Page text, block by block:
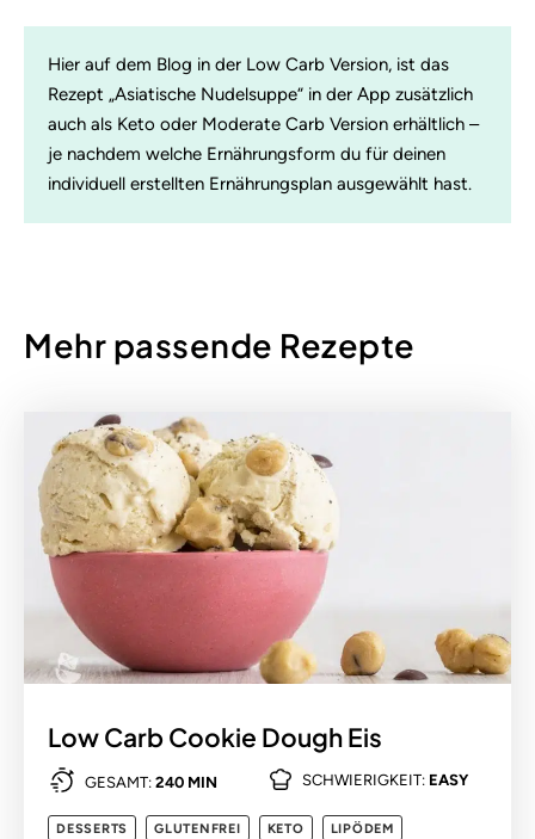
Hier auf dem Blog in der Low Carb Version, ist das
Rezept „Asiatische Nudelsuppe“ in der App zusätzlich
auch als Keto oder Moderate Carb Version erhältlich –
je nachdem welche Ernährungsform du für deinen
individuell erstellten Ernährungsplan ausgewählt hast.
Mehr passende Rezepte
Low Carb Cookie Dough Eis
GESAMT: 240 MIN SCHWIERIGKEIT: EASY
DESSERTS GLUTENFREI KETO LIPÖDEM